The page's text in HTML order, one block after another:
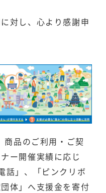
対し、心より感謝申
品のご利用・ご契
ー開催実績に応じ
話」、「ピンクリボ
体」へ支援金を寄付